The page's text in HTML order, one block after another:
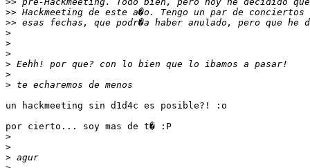
>>
>>
>
>
>
>
>
>
un hackmeeting sin d1d4c es posible?! :o
por cierto... soy mas de t� :P
>
>
>